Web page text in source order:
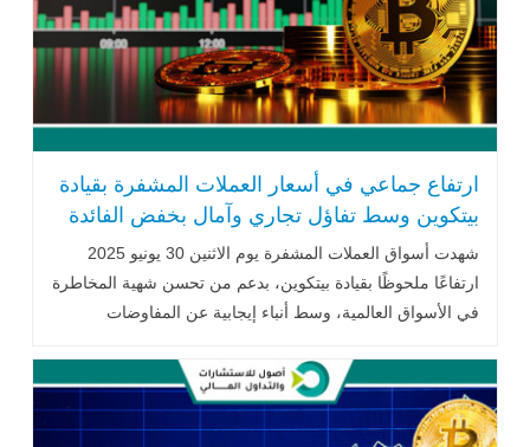
ارتفاع جماعي في أسعار العملات المشفرة بقيادة
بيتكوين وسط تفاؤل تجاري وآمال بخفض الفائدة
شهدت أسواق العملات المشفرة يوم الاثنين 30 يونيو 2025
ارتفاعًا ملحوظًا بقيادة بيتكوين، بدعم من تحسن شهية المخاطرة
في الأسواق العالمية، وسط أنباء إيجابية عن المفاوضات